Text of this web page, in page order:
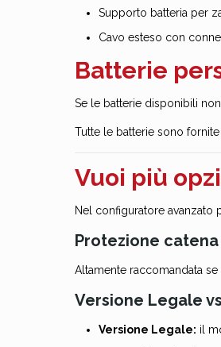
Supporto batteria per
Cavo esteso con
Batterie
Se le batterie disponibili
Tutte le batterie sono
Vuoi più
Nel configuratore avanzato
Protezione
Altamente raccomandata
Versione Legale
Versione Legale: il